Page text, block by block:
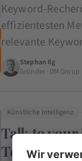
Keyword-
effizientesten
relevante
Stephan Ilg
Gründer · DM Group
Künstliche Intelligenz
Talk to your
Tools über